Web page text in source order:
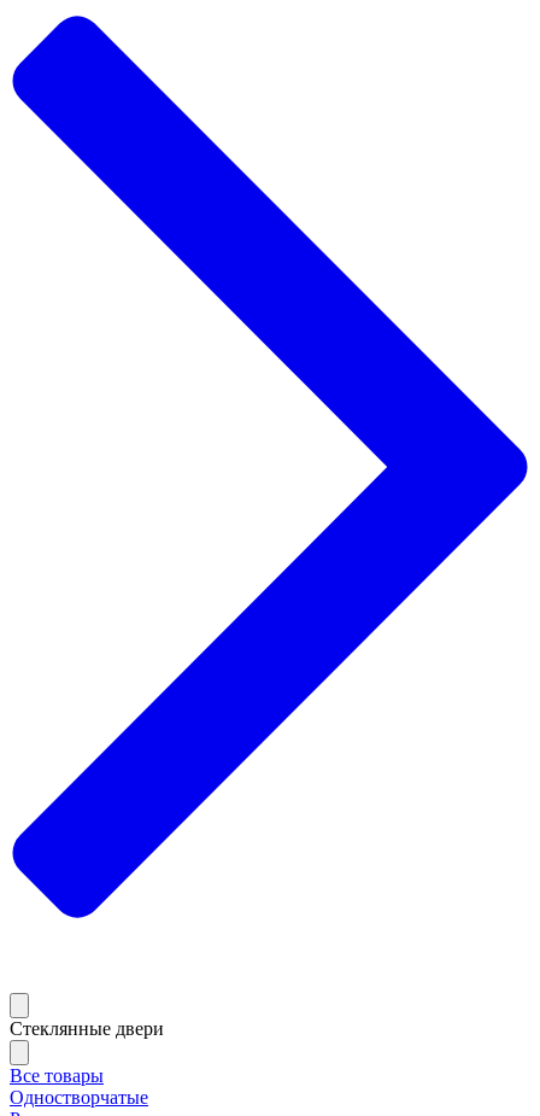
Стеклянные двери
Все товары
Одностворчатые